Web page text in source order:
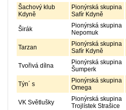
Šachový klub
Kdyně
Pionýrská skupina
Safír Kdyně
Širák
Pionýrská skupina
Nepomuk
Tarzan
Pionýrská skupina
Safír Kdyně
Tvořivá dílna
Pionýrská skupina
Šumperk
Týn´ s
Pionýrská skupina
Omega
VK Světlušky
Pionýrská skupina
Trojlístek Strašice